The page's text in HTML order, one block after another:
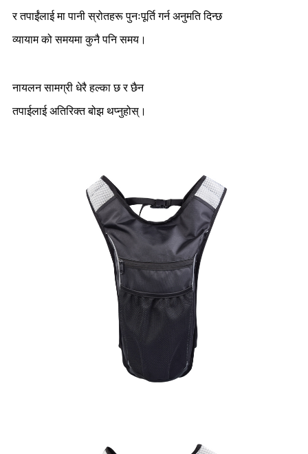
र तपाईंलाई मा पानी स्रोतहरू पुनःपूर्ति गर्न अनुमति दिन्छ
व्यायाम को समयमा कुनै पनि समय।
नायलन सामग्री धेरै हल्का छ र छैन
तपाईलाई अतिरिक्त बोझ थप्नुहोस्।